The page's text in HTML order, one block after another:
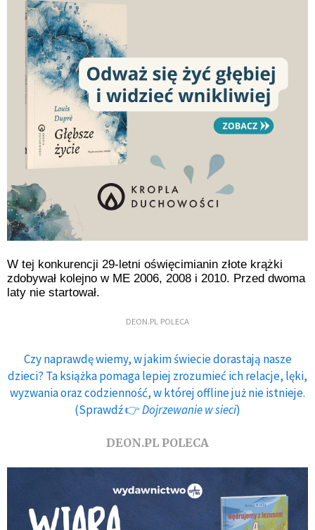
W tej konkurencji 29-letni oświęcimianin złote krążki
zdobywał kolejno w ME 2006, 2008 i 2010. Przed dwoma
laty nie startował.
DEON.PL POLECA
Czy naprawdę wiemy, w jakim świecie dorastają nasze
dzieci? Ta książka pomaga lepiej zrozumieć ich relacje, lęki,
wyzwania oraz codzienność, w której offline już nie istnieje.
(Sprawdź 👉Dojrzewanie w sieci)
DEON.PL POLECA